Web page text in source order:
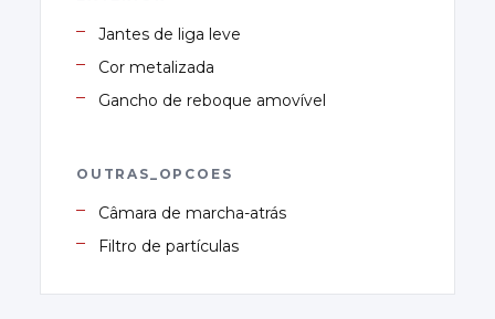
Jantes de liga leve
Cor metalizada
Gancho de reboque amovível
OUTRAS_OPCOES
Câmara de marcha-atrás
Filtro de partículas